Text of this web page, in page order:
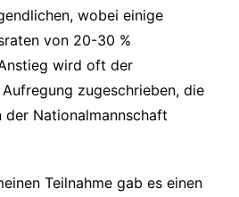
wobei einige
von 20-30 %
wird oft der
zugeschrieben, die
Nationalmannschaft
Teilnahme gab es einen